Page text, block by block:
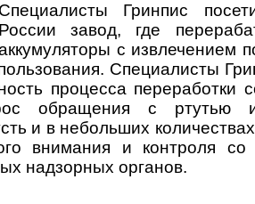
Специалисты Гринпис
России завод, где
с извлечением
Специалисты
процесса переработки
обращения с ртутью
и в небольших
внимания и контроля
надзорных органов.